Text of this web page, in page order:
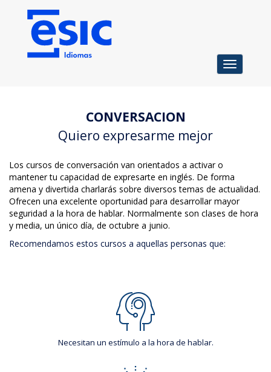
Toggle
navigation
CONVERSACION
Quiero expresarme mejor
Los cursos de conversación van orientados a activar o
mantener tu capacidad de expresarte en inglés. De forma
amena y divertida charlarás sobre diversos temas de actualidad.
Ofrecen una excelente oportunidad para desarrollar mayor
seguridad a la hora de hablar. Normalmente son clases de hora
y media, un único día, de octubre a junio.
Recomendamos estos cursos a aquellas personas que:
Necesitan un estímulo a la hora de hablar.